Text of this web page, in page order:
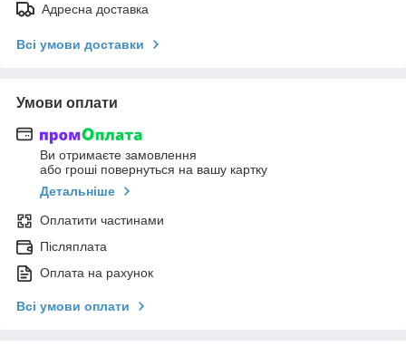
Адресна доставка
Всі умови доставки
Умови оплати
Ви отримаєте замовлення
або гроші повернуться на вашу картку
Детальніше
Оплатити частинами
Післяплата
Оплата на рахунок
Всі умови оплати